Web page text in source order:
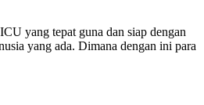
yang tepat guna dan siap dengan
yang ada. Dimana dengan ini para